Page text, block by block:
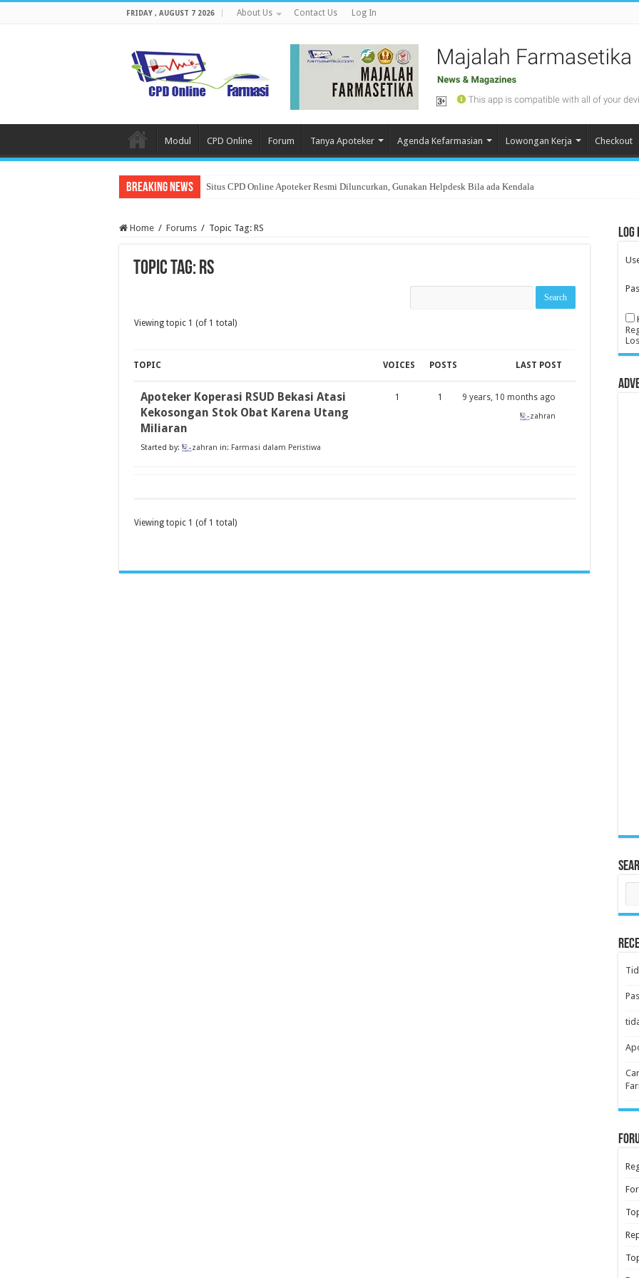
FRIDAY , AUGUST 7 2026 About Us Contact Us Log In
Modul CPD Online Forum Tanya Apoteker Agenda Kefarmasian Lowongan Kerja Checkout
Breaking News Situs CPD Online Apoteker Resmi Diluncurkan, Gunakan Helpdesk Bila ada Kendala
Home / Forums / Topic Tag: RS
Topic Tag: RS
Viewing topic 1 (of 1 total)
TOPIC VOICES POSTS LAST POST
Apoteker Koperasi RSUD Bekasi Atasi
Kekosongan Stok Obat Karena Utang
Miliaran
Started by: zahran in: Farmasi dalam Peristiwa
1 1 9 years, 10 months ago
zahran
Viewing topic 1 (of 1 total)